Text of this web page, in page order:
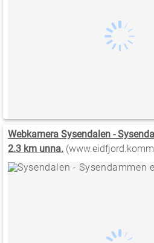
Webkamera Sysendalen -
2.3 km unna.